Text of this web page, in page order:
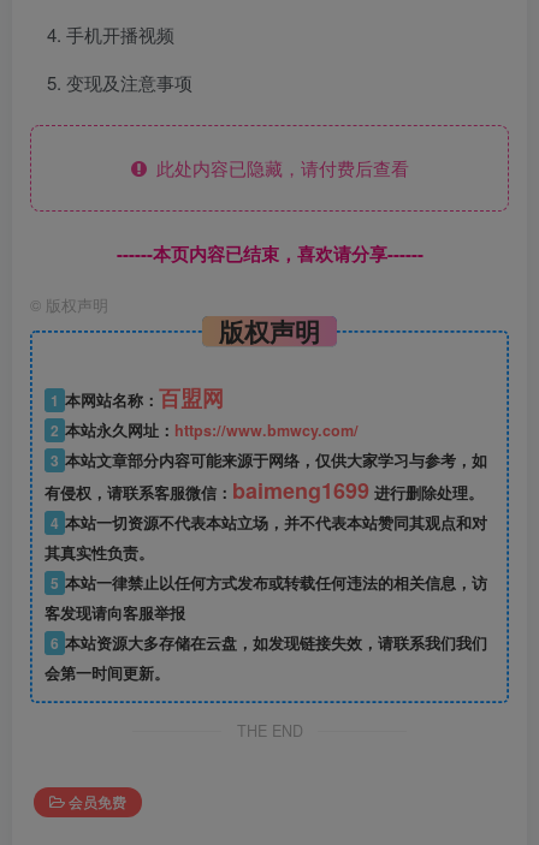
手机开播视频
变现及注意事项
此处内容已隐藏，请付费后查看
------本页内容已结束，喜欢请分享------
© 版权声明
版权声明
1 本网站名称： 百盟网
2 本站永久网址： https://www.bmwcy.com/
3 本站文章部分内容可能来源于网络，仅供大家学习与参考，如
有侵权，请联系客服微信： baimeng1699 进行删除处理。
4 本站一切资源不代表本站立场，并不代表本站赞同其观点和对
其真实性负责。
5 本站一律禁止以任何方式发布或转载任何违法的相关信息，访
客发现请向客服举报
6 本站资源大多存储在云盘，如发现链接失效，请联系我们我们
会第一时间更新。
THE END
会员免费